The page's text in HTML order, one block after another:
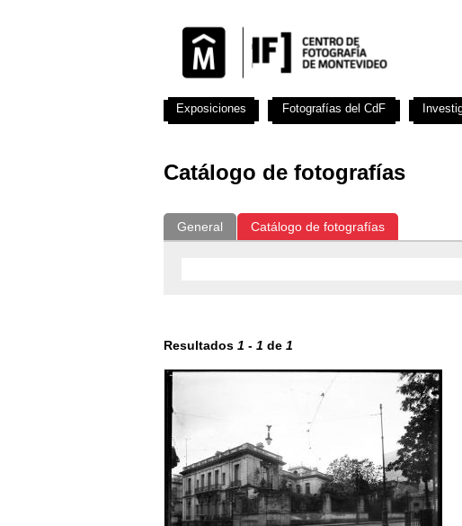
Catálogo de fotografías
General Catálogo de fotografías
Resultados 1 - 1 de 1
Exposiciones Fotografías del CdF